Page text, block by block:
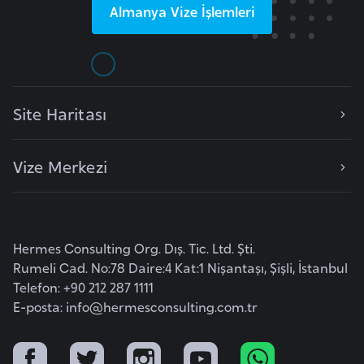
Almanya Vize İşlemleri
Site Haritası
Vize Merkezi
Hermes Consulting Org. Dış. Tic. Ltd. Şti.
Rumeli Cad. No:78 Daire:4 Kat:1 Nişantaşı, Şişli, İstanbul
Telefon: +90 212 287 1111
E-posta: info@hermesconsulting.com.tr
s
u
r
k
i
a